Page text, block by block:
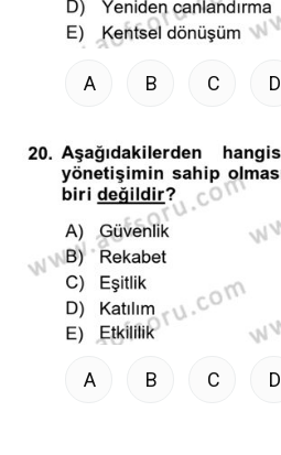
A B C D
A B C D